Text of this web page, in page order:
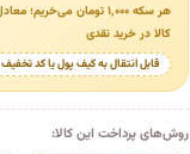
کالا در خرید نقدی
قابل انتقال به کیف پول یا کد تخفیف
روش‌های پرداخت این کالا: